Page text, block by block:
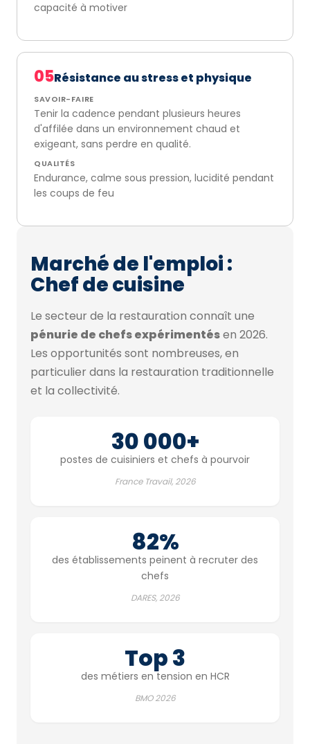
capacité à motiver
05Résistance au stress et physique
SAVOIR-FAIRE
Tenir la cadence pendant plusieurs heures
d'affilée dans un environnement chaud et
exigeant, sans perdre en qualité.
QUALITÉS
Endurance, calme sous pression, lucidité pendant
les coups de feu
Marché de l'emploi :
Chef de cuisine
Le secteur de la restauration connaît une
pénurie de chefs expérimentésen 2026.
Les opportunités sont nombreuses, en
particulier dans la restauration traditionnelle
et la collectivité.
30 000+
postes de cuisiniers et chefs à pourvoir
France Travail, 2026
82%
des établissements peinent à recruter des
chefs
DARES, 2026
Top 3
des métiers en tension en HCR
BMO 2026